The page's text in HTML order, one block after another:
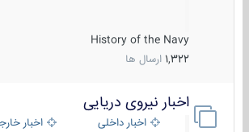
History of the Navy
1,322 ارسال ها
اخبار نیروی دریایی
اخبار داخلی اخبار خارجی